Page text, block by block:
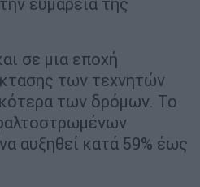
σε μια εποχή
των τεχνητών
των δρόμων. Το
αυξηθεί κατά 59% έως